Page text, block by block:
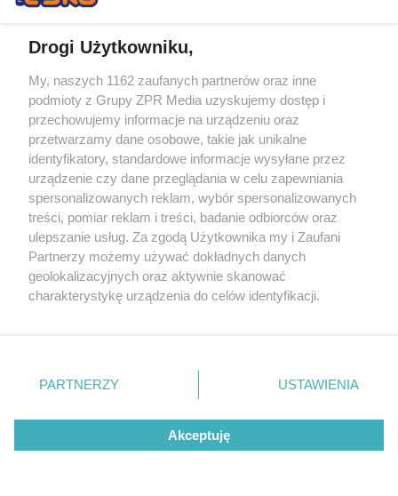
dodatki w świetnych cenach
TEST OSOBOWOŚCI
Psychotest. Wybierz jeden kwiat i
sprawdź, jaki masz typ osobowości
Drogi Użytkowniku,
My, naszych 1162 zaufanych partnerów oraz inne
podmioty z Grupy ZPR Media uzyskujemy dostęp i
przechowujemy informacje na urządzeniu oraz
przetwarzamy dane osobowe, takie jak unikalne
identyfikatory, standardowe informacje wysyłane przez
urządzenie czy dane przeglądania w celu zapewniania
spersonalizowanych reklam, wybór spersonalizowanych
treści, pomiar reklam i treści, badanie odbiorców oraz
ulepszanie usług. Za zgodą Użytkownika my i Zaufani
Partnerzy możemy używać dokładnych danych
geolokalizacyjnych oraz aktywnie skanować
charakterystykę urządzenia do celów identyfikacji.
zmienić/wycofać klikając przycisk ustawień prywatności
znajdujący się w lewym dolnym rogu strony
rodzaje przetwarzania danych nie wymagają zgody
użytkownika, ale masz prawo sprzeciwić się takiemu
przetwarzaniu. Preferencje będą miały zastosowanie tylko
PARTNERZY USTAWIENIA
Akceptuję